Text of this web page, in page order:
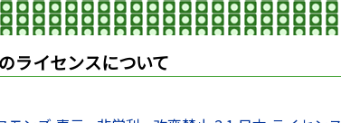
ライセンスについて